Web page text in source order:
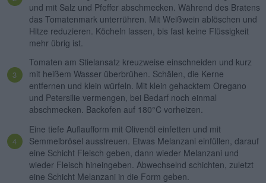
und mit Salz und Pfeffer abschmecken. Während des Bratens
das Tomatenmark unterrühren. Mit Weißwein ablöschen und
Hitze reduzieren. Köcheln lassen, bis fast keine Flüssigkeit
mehr übrig ist.
Tomaten am Stielansatz kreuzweise einschneiden und kurz
mit heißem Wasser überbrühen. Schälen, die Kerne
entfernen und klein würfeln. Mit klein gehacktem Oregano
und Petersilie vermengen, bei Bedarf noch einmal
abschmecken. Backofen auf 180°C vorheizen.
Eine tiefe Auflaufform mit Olivenöl einfetten und mit
Semmelbrösel ausstreuen. Etwas Melanzani einfüllen, darauf
eine Schicht Fleisch geben, dann wieder Melanzani und
wieder Fleisch hineingeben. Abwechselnd schichten, zuletzt
eine Schicht Melanzani in die Form geben.